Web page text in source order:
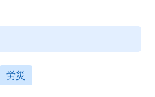
労災